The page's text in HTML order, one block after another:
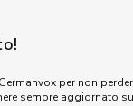
per non
sempre aggiornato